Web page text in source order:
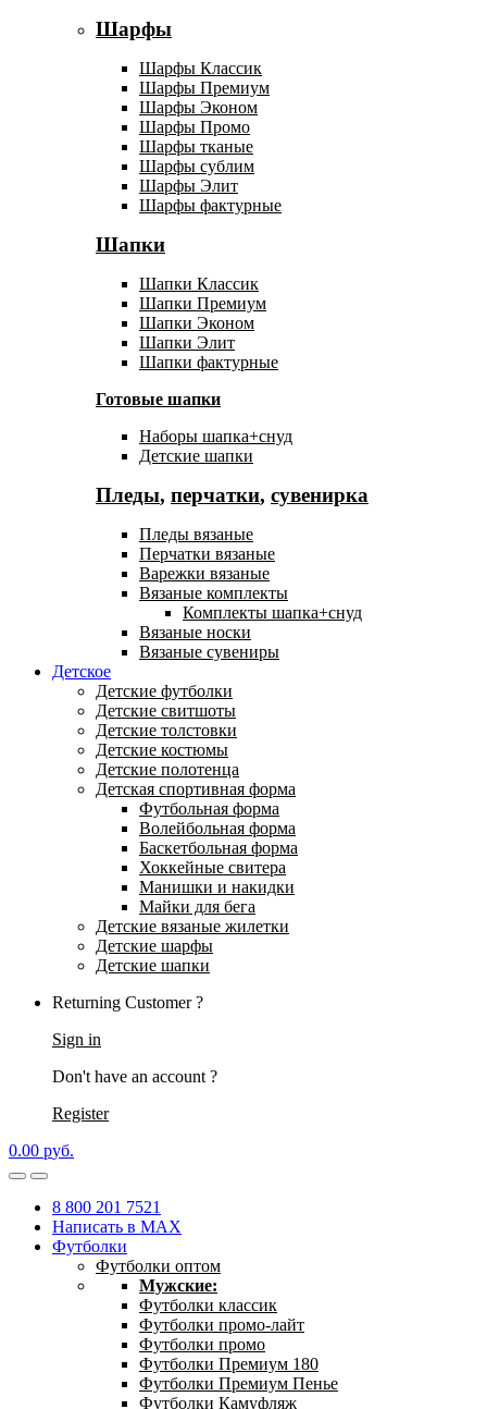
Шарфы
Шарфы Классик
Шарфы Премиум
Шарфы Эконом
Шарфы Промо
Шарфы тканые
Шарфы сублим
Шарфы Элит
Шарфы фактурные
Шапки
Шапки Классик
Шапки Премиум
Шапки Эконом
Шапки Элит
Шапки фактурные
Готовые шапки
Наборы шапка+снуд
Детские шапки
Пледы, перчатки, сувенирка
Пледы вязаные
Перчатки вязаные
Варежки вязаные
Вязаные комплекты
Комплекты шапка+снуд
Вязаные носки
Вязаные сувениры
Детское
Детские футболки
Детские свитшоты
Детские толстовки
Детские костюмы
Детские полотенца
Детская спортивная форма
Футбольная форма
Волейбольная форма
Баскетбольная форма
Хоккейные свитера
Манишки и накидки
Майки для бега
Детские вязаные жилетки
Детские шарфы
Детские шапки
Returning Customer ?
Sign in
Don't have an account ?
Register
0.00 руб.
8 800 201 7521
Написать в MAX
Футболки
Футболки оптом
Мужские:
Футболки классик
Футболки промо-лайт
Футболки промо
Футболки Премиум 180
Футболки Премиум Пенье
Футболки Камуфляж